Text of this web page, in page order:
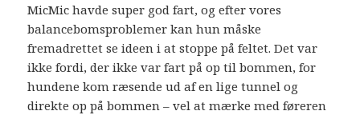
MicMic havde super god fart, og efter vores
balancebomsproblemer kan hun måske
fremadrettet se ideen i at stoppe på feltet. Det var
ikke fordi, der ikke var fart på op til bommen, for
hundene kom ræsende ud af en lige tunnel og
direkte op på bommen – vel at mærke med føreren